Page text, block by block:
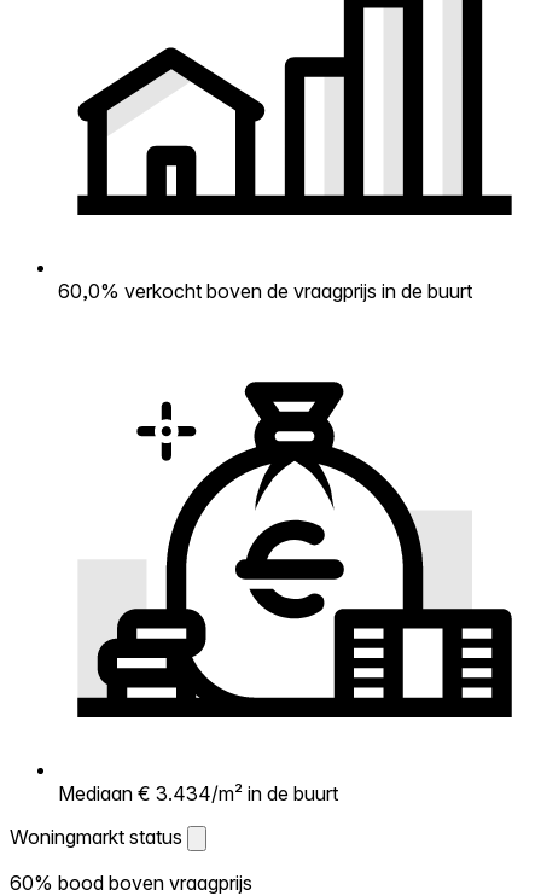
60,0% verkocht boven de vraagprijs in de buurt
Mediaan € 3.434/m² in de buurt
Woningmarkt status
Woningmarkt status
60% bood boven vraagprijs